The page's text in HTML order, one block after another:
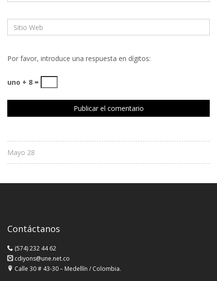
Por favor, introduce una respuesta en dígitos:
uno + 8 =
Mayo 28
Contáctanos
(574) 232 44 62
cdiyons@une.net.co
Calle 30 # 43-30 – Medellín / Colombia.